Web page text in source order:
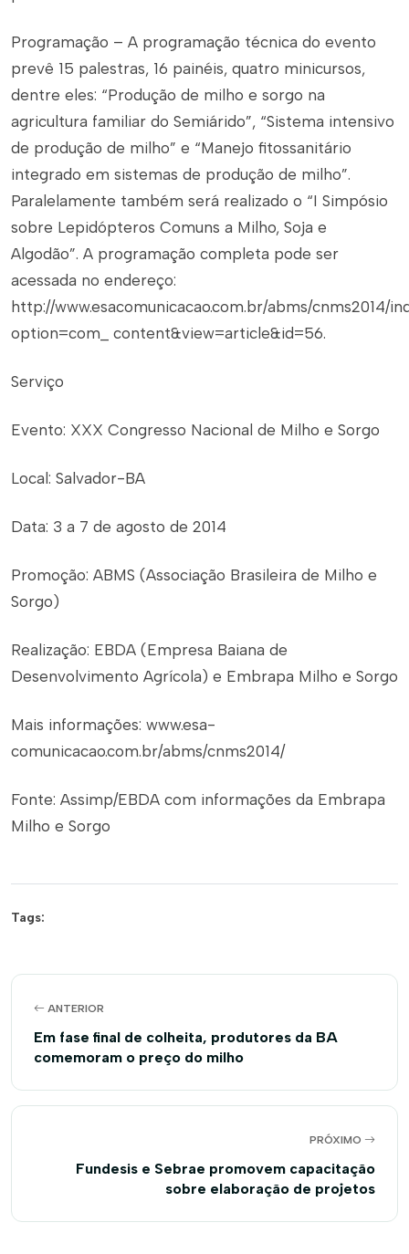
Programação – A programação técnica do evento
prevê 15 palestras, 16 painéis, quatro minicursos,
dentre eles: “Produção de milho e sorgo na
agricultura familiar do Semiárido”, “Sistema intensivo
de produção de milho” e “Manejo fitossanitário
integrado em sistemas de produção de milho”.
Paralelamente também será realizado o “I Simpósio
sobre Lepidópteros Comuns a Milho, Soja e
Algodão”. A programação completa pode ser
acessada no endereço:
http://www.esacomunicacao.com.br/abms/cnms2014/
option=com_ content&view=article&id=56.
Serviço
Evento: XXX Congresso Nacional de Milho e Sorgo
Local: Salvador-BA
Data: 3 a 7 de agosto de 2014
Promoção: ABMS (Associação Brasileira de Milho e
Sorgo)
Realização: EBDA (Empresa Baiana de
Desenvolvimento Agrícola) e Embrapa Milho e Sorgo
Mais informações: www.esa-
comunicacao.com.br/abms/cnms2014/
Fonte: Assimp/EBDA com informações da Embrapa
Milho e Sorgo
Tags:
ANTERIOR
Em fase final de colheita, produtores da BA
comemoram o preço do milho
PRÓXIMO
Fundesis e Sebrae promovem capacitação
sobre elaboração de projetos